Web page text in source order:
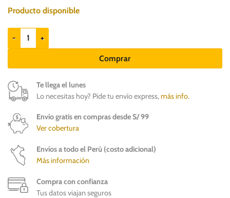
Producto disponible
Brit Care Fillets in Gravy Savory Salmon 85gr - Gatos Adultos cantidad
Comprar
Te llega el lunes
Lo necesitas hoy? Pide tu envío express,más info.
Envío gratis en compras desde S/ 99
Ver cobertura
Envíos a todo el Perú (costo adicional)
Más información
Compra con confianza
Tus datos viajan seguros